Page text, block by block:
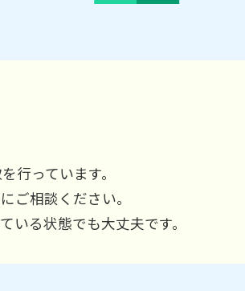
行っています。
ご相談ください。
いる状態でも大丈夫です。